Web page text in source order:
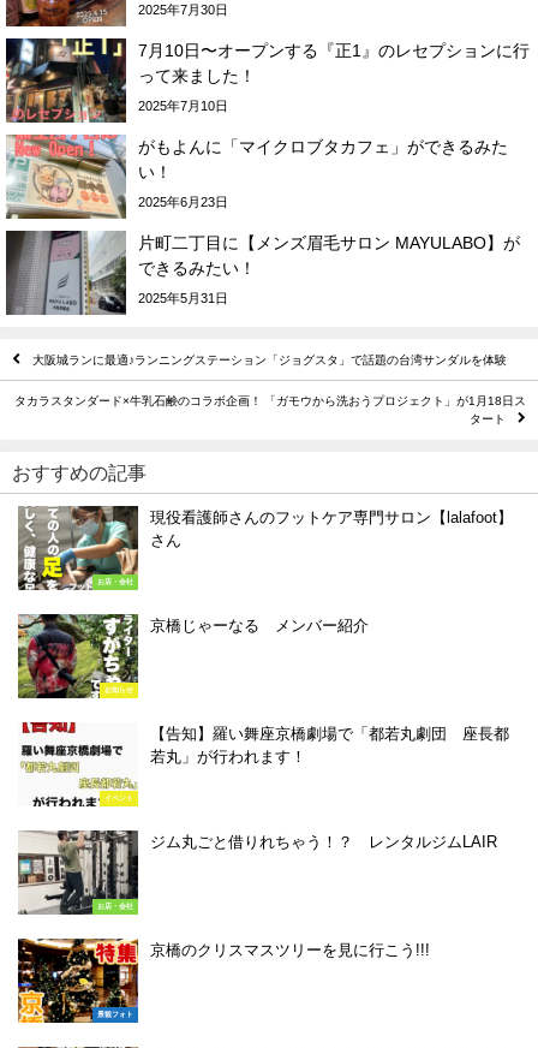
2025年7月30日
7月10日〜オープンする『正1』のレセプションに行
って来ました！
2025年7月10日
がもよんに「マイクロブタカフェ」ができるみた
い！
2025年6月23日
片町二丁目に【メンズ眉毛サロン MAYULABO】が
できるみたい！
2025年5月31日
大阪城ランに最適♪ランニングステーション「ジョグスタ」で話題の台湾サンダルを体験
タカラスタンダード×牛乳石鹸のコラボ企画！ 「ガモウから洗おうプロジェクト」が1月18日ス
タート
おすすめの記事
お店・会社
現役看護師さんのフットケア専門サロン【lalafoot】
さん
お知らせ
京橋じゃーなる メンバー紹介
イベント
【告知】羅い舞座京橋劇場で「都若丸劇団 座長都
若丸」が行われます！
お店・会社
ジム丸ごと借りれちゃう！？ レンタルジムLAIR
景観フォト
京橋のクリスマスツリーを見に行こう!!!